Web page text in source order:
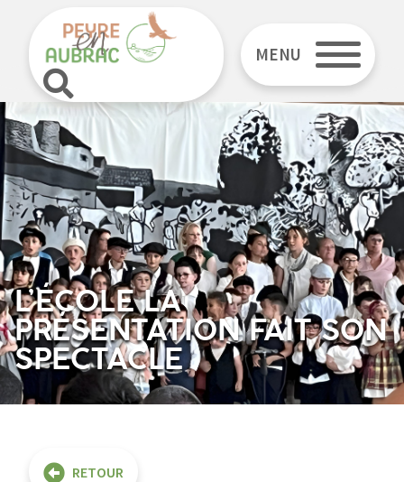
MENU
L’ÉCOLE LA
PRÉSENTATION FAIT SON
SPECTACLE
RETOUR